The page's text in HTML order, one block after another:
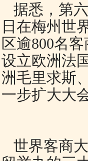
据悉，第
日在梅州世
区逾800名
设立欧洲法
洲毛里求斯
一步扩大大
世界客商